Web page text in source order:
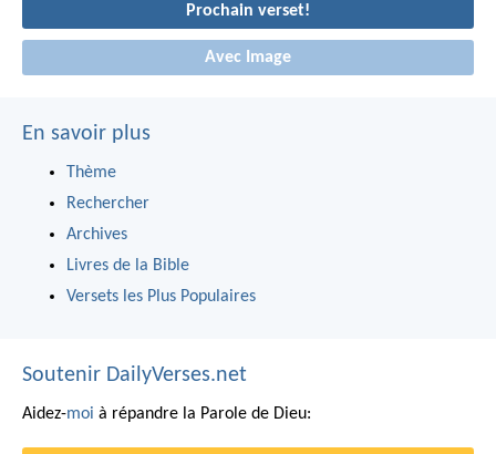
Prochain verset!
Avec Image
En savoir plus
Thème
Rechercher
Archives
Livres de la Bible
Versets les Plus Populaires
Soutenir DailyVerses.net
Aidez-moi à répandre la Parole de Dieu: